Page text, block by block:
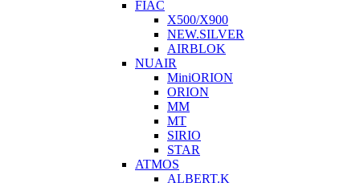
FIAC
X500/X900
NEW.SILVER
AIRBLOK
NUAIR
MiniORION
ORION
MM
MT
SIRIO
STAR
ATMOS
ALBERT.K